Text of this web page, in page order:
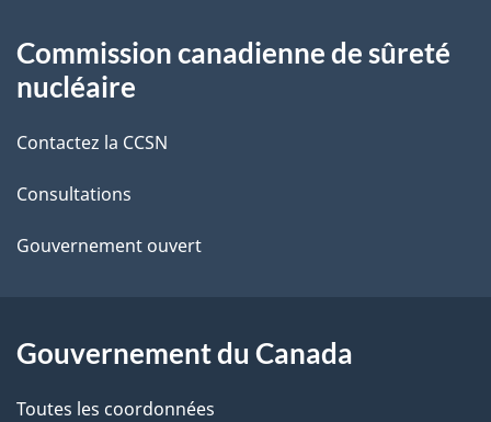
a
i
l
s
d
l
a
propos
de
ce
site
Commission canadienne de sûreté
nucléaire
Contactez la CCSN
Consultations
Gouvernement ouvert
Gouvernement du Canada
Toutes les coordonnées